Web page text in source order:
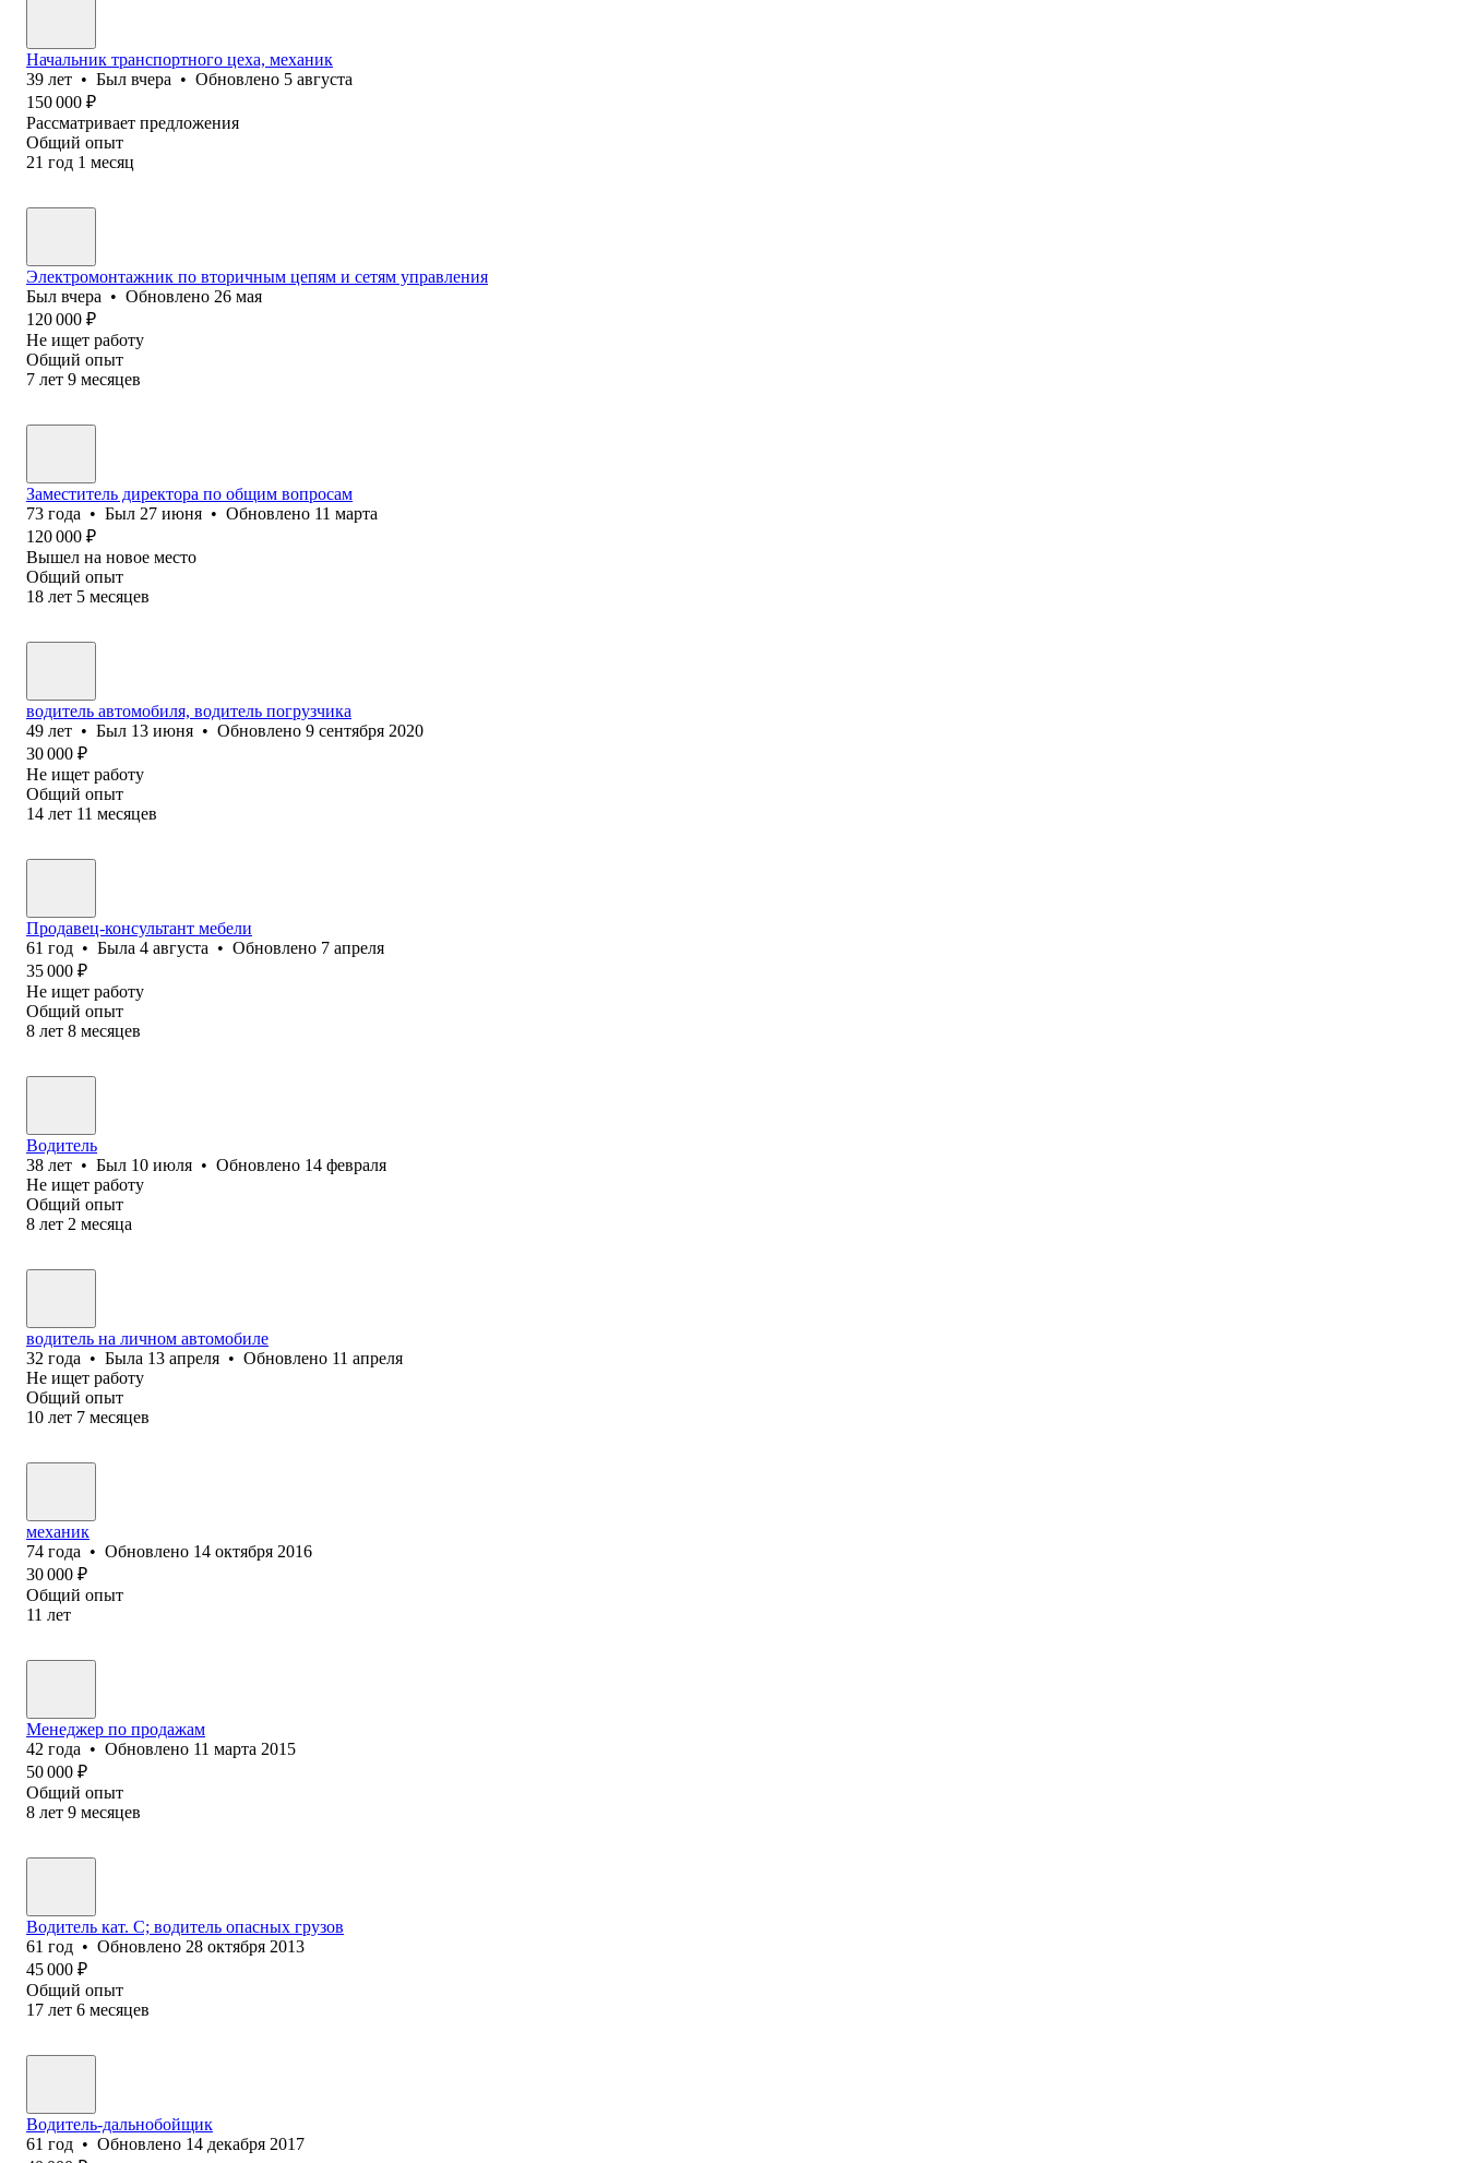
Начальник транспортного цеха, механик
39 лет • Был вчера • Обновлено 5 августа
150 000 ₽
Рассматривает предложения
Общий опыт
21 год 1 месяц
Электромонтажник по вторичным цепям и сетям управления
Был вчера • Обновлено 26 мая
120 000 ₽
Не ищет работу
Общий опыт
7 лет 9 месяцев
Заместитель директора по общим вопросам
73 года • Был 27 июня • Обновлено 11 марта
120 000 ₽
Вышел на новое место
Общий опыт
18 лет 5 месяцев
водитель автомобиля, водитель погрузчика
49 лет • Был 13 июня • Обновлено 9 сентября 2020
30 000 ₽
Не ищет работу
Общий опыт
14 лет 11 месяцев
Продавец-консультант мебели
61 год • Была 4 августа • Обновлено 7 апреля
35 000 ₽
Не ищет работу
Общий опыт
8 лет 8 месяцев
Водитель
38 лет • Был 10 июля • Обновлено 14 февраля
Не ищет работу
Общий опыт
8 лет 2 месяца
водитель на личном автомобиле
32 года • Была 13 апреля • Обновлено 11 апреля
Не ищет работу
Общий опыт
10 лет 7 месяцев
механик
74 года • Обновлено 14 октября 2016
30 000 ₽
Общий опыт
11 лет
Менеджер по продажам
42 года • Обновлено 11 марта 2015
50 000 ₽
Общий опыт
8 лет 9 месяцев
Водитель кат. С; водитель опасных грузов
61 год • Обновлено 28 октября 2013
45 000 ₽
Общий опыт
17 лет 6 месяцев
Водитель-дальнобойщик
61 год • Обновлено 14 декабря 2017